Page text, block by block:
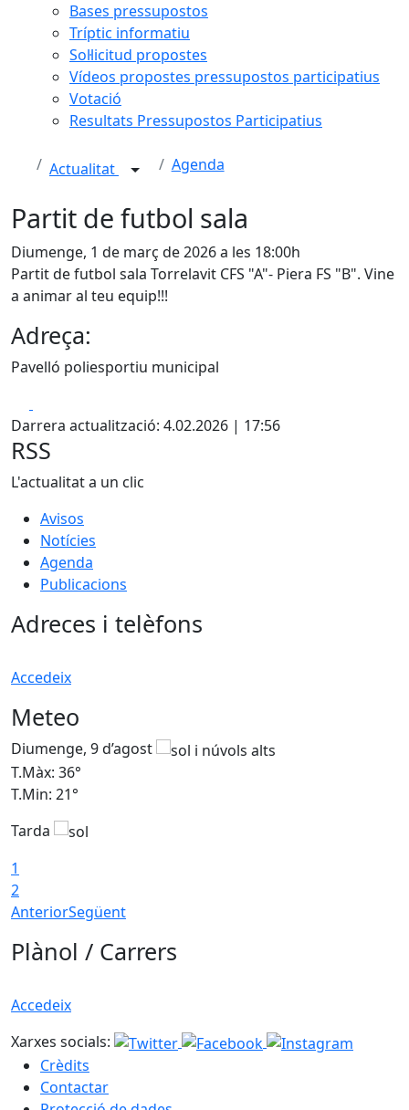
Bases pressupostos
Tríptic informatiu
Sol·licitud propostes
Vídeos propostes pressupostos participatius
Votació
Resultats Pressupostos Participatius
Actualitat Agenda
Partit de futbol sala
Diumenge, 1 de març de 2026 a les 18:00h
Partit de futbol sala Torrelavit CFS "A"- Piera FS "B". Vine
a animar al teu equip!!!
Adreça:
Pavelló poliesportiu municipal
Darrera actualització: 4.02.2026 | 17:56
RSS
L'actualitat a un clic
Avisos
Notícies
Agenda
Publicacions
Adreces i telèfons
Accedeix
Meteo
Diumenge, 9 d’agost
T.Màx: 36°
T.Min: 21°
Tarda
1
2
AnteriorSegüent
Plànol / Carrers
Accedeix
Xarxes socials:
Crèdits
Contactar